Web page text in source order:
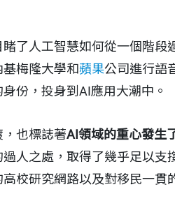
了人工智慧如何從一個階
梅隆大學和蘋果公司進行語
份，投身到AI應用大潮中。
也標誌著AI領域的重心發生
人之處，取得了幾乎足以
校研究網路以及對移民一